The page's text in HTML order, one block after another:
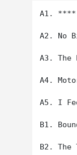
A1. ****
A2. No
A3. The
A4.
A5. I
B1.
B2. The